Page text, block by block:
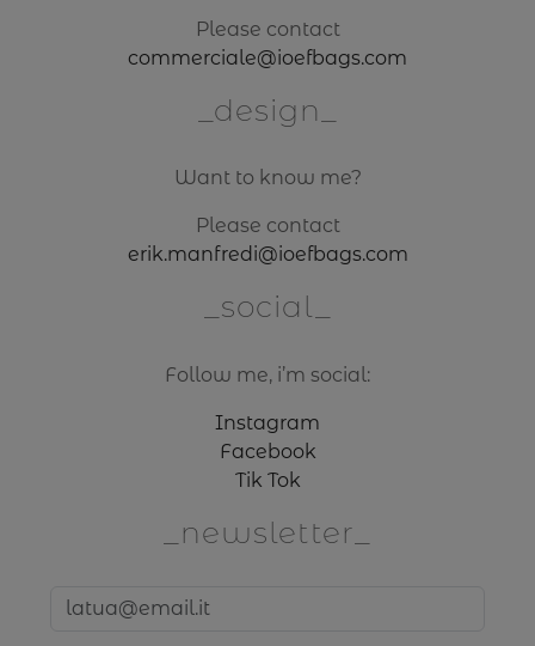
Please contact
commerciale@ioefbags.com
design
Want to know me?
Please contact
erik.manfredi@ioefbags.com
social
Follow me, i’m social:
Instagram
Facebook
Tik Tok
newsletter